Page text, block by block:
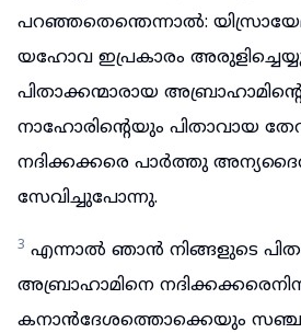
പറഞ്ഞതെന്തെന്നാൽ:
യഹോവ ഇപ്രകാരം
പിതാക്കന്മാരായ
നാഹോരിന്റെയും പിതാവായ
നദിക്കക്കരെ പാർത്തു
സേവിച്ചുപോന്നു.
3 എന്നാൽ ഞാൻ നിങ്ങളുടെ
അബ്രാഹാമിനെ
കനാൻദേശത്തൊക്കെയും